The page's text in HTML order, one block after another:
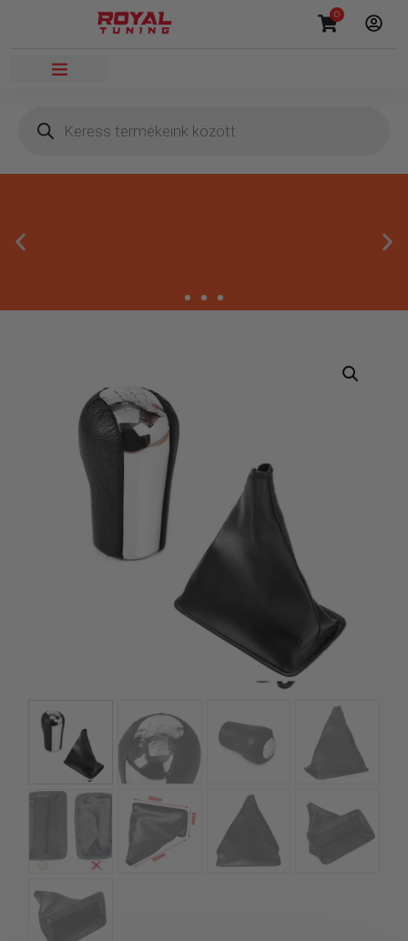
0
Gyors rendelésfeldolgozással segítünk, hogy hamar
kézhez kapd a csomagod.